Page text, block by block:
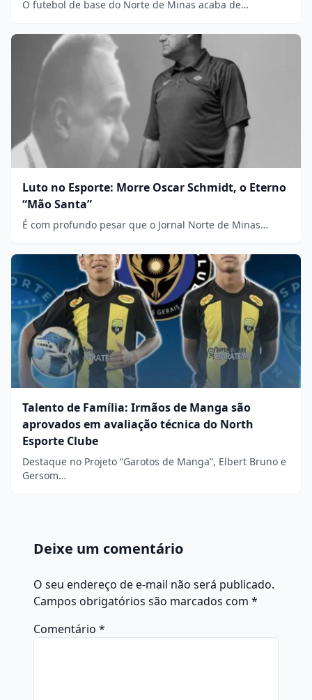
O futebol de base do Norte de Minas acaba de…
Luto no Esporte: Morre Oscar Schmidt, o Eterno
“Mão Santa”
É com profundo pesar que o Jornal Norte de Minas…
Talento de Família: Irmãos de Manga são
aprovados em avaliação técnica do North
Esporte Clube
Destaque no Projeto “Garotos de Manga”, Elbert Bruno e
Gersom…
Deixe um comentário
O seu endereço de e-mail não será publicado.
Campos obrigatórios são marcados com *
Comentário *